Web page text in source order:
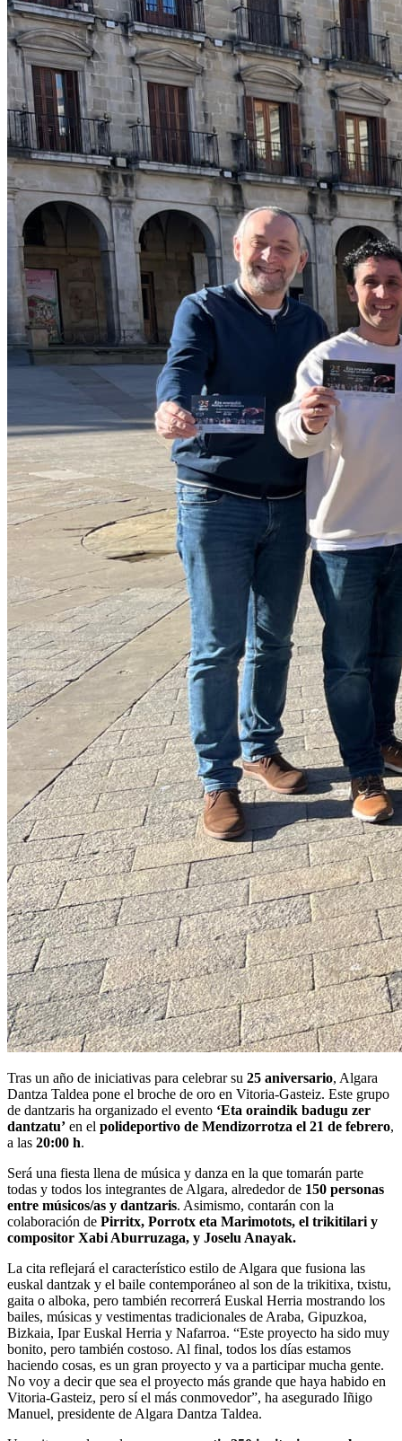
Tras un año de iniciativas para celebrar su 25 aniversario, Algara
Dantza Taldea pone el broche de oro en Vitoria-Gasteiz. Este grupo
de dantzaris ha organizado el evento ‘Eta oraindik badugu zer
dantzatu’ en el polideportivo de Mendizorrotza el 21 de febrero,
a las 20:00 h.
Será una fiesta llena de música y danza en la que tomarán parte
todas y todos los integrantes de Algara, alrededor de 150 personas
entre músicos/as y dantzaris. Asimismo, contarán con la
colaboración de Pirritx, Porrotx eta Marimotots, el trikitilari y
compositor Xabi Aburruzaga, y Joselu Anayak.
La cita reflejará el característico estilo de Algara que fusiona las
euskal dantzak y el baile contemporáneo al son de la trikitixa, txistu,
gaita o alboka, pero también recorrerá Euskal Herria mostrando los
bailes, músicas y vestimentas tradicionales de Araba, Gipuzkoa,
Bizkaia, Ipar Euskal Herria y Nafarroa. “Este proyecto ha sido muy
bonito, pero también costoso. Al final, todos los días estamos
haciendo cosas, es un gran proyecto y va a participar mucha gente.
No voy a decir que sea el proyecto más grande que haya habido en
Vitoria-Gasteiz, pero sí el más conmovedor”, ha asegurado Iñigo
Manuel, presidente de Algara Dantza Taldea.